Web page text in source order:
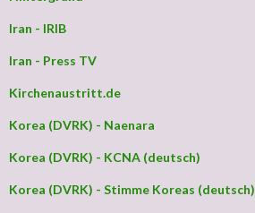
Iran - IRIB
Iran - Press TV
Kirchenaustritt.de
Korea (DVRK) - Naenara
Korea (DVRK) - KCNA (deutsch)
Korea (DVRK) - Stimme Koreas (deutsch)